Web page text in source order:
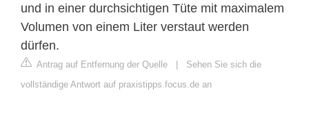
und in einer durchsichtigen Tüte mit maximalem
Volumen von einem Liter verstaut werden
dürfen.
Antrag auf Entfernung der Quelle | Sehen Sie sich die
vollständige Antwort auf praxistipps.focus.de an